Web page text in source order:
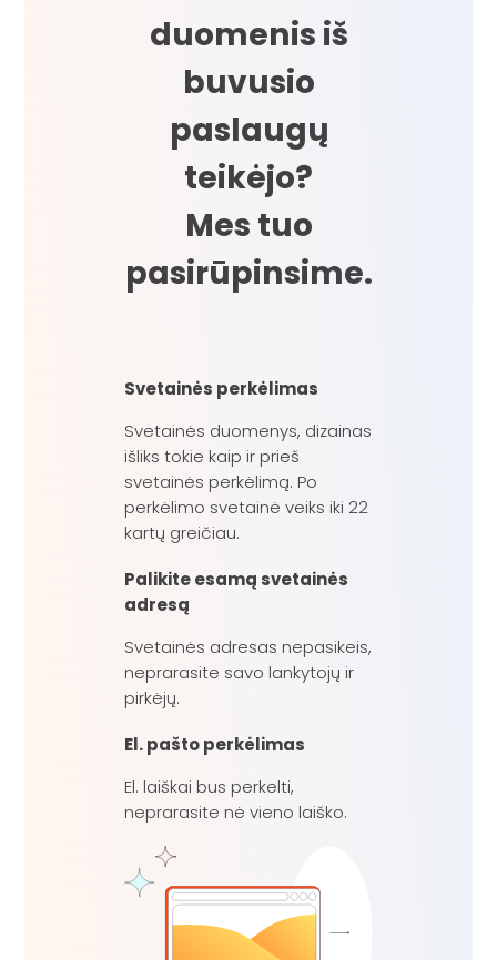
duomenis iš
buvusio
paslaugų
teikėjo?
Mes tuo
pasirūpinsime.
Svetainės perkėlimas
Svetainės duomenys, dizainas
išliks tokie kaip ir prieš
svetainės perkėlimą. Po
perkėlimo svetainė veiks iki 22
kartų greičiau.
Palikite esamą svetainės
adresą
Svetainės adresas nepasikeis,
neprarasite savo lankytojų ir
pirkėjų.
El. pašto perkėlimas
El. laiškai bus perkelti,
neprarasite nė vieno laiško.